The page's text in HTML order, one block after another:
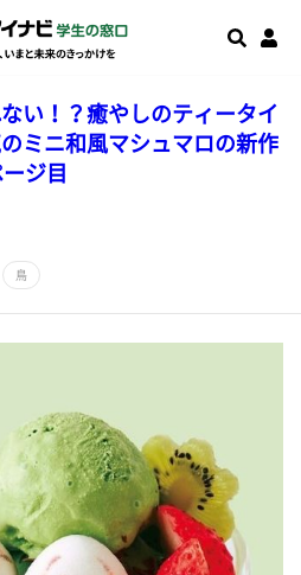
い！？癒やしのティータイ
ミニ和風マシュマロの新作
ジ目
鳥